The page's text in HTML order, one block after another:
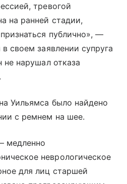
тревогой
на ранней стадии,
публично», —
своем заявлении супруга
не нарушал отказа
Уильямса было найдено
с ремнем на шее.
медленно
неврологическое
для лиц старшей